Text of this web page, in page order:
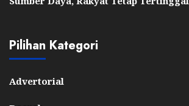
Pilihan Kategori
Advertorial